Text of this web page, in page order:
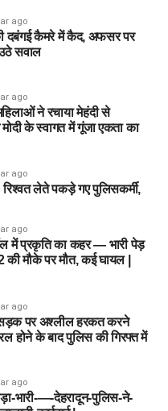
ago
की दबंगई कैमरे में कैद, अफसर पर
सवाल
ago
ने रचाया मेहंदी से
मोदी के स्वागत में गूंजा एकता का
ago
रिश्वत लेते पकड़े गए पुलिसकर्मी,
ago
में प्रकृति का कहर — भारी पेड़
मौके पर मौत, कई घायल |
ago
पर अश्लील हरकत करने
होने के बाद पुलिस की गिरफ्त में
ago
भारी-—-देहरादून-पुलिस-ने-